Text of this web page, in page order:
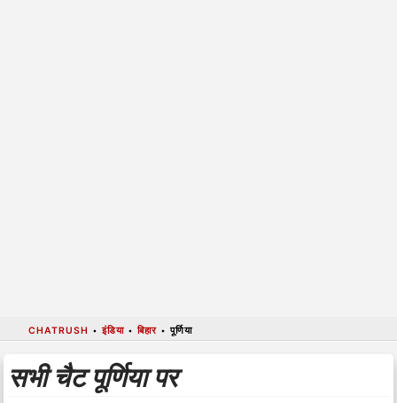
CHATRUSH •इंडिया•बिहार•पूर्णिया
सभी चैट पूर्णिया पर